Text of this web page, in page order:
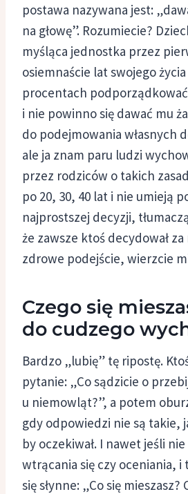
postawa nazywana jest:
na głowę”. Rozumiecie?
myśląca jednostka przez
osiemnaście lat swojego
procentach
i nie powinno się dawać mu
do podejmowania własnych
ale ja znam paru ludzi
przez rodziców o takich
po 20, 30, 40 lat i nie umieją
najprostszej decyzji,
że zawsze ktoś decydował
zdrowe podejście, wierzcie
Czego się
do cudzego
Bardzo „lubię” tę ripostę.
pytanie: „Co sądzicie o
u niemowląt?”, a potem
gdy odpowiedzi nie są takie,
by oczekiwał. I nawet jeśli
wtrącania się czy oceniania, i
się słynne: „Co się mieszasz?